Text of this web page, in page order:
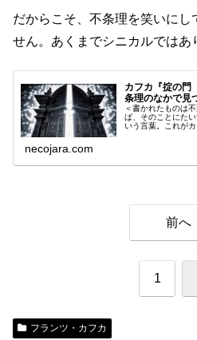
だからこそ、不条理を笑いにし
せん。あくまでシニカルではあ
カフカ『掟の門
条理のなかで見
＜書かれたものは
ば、そのことにた
いう言葉。これが
necojara.com
前へ
1
フランツ・カフカ